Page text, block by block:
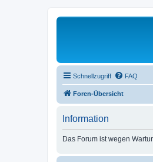
Schnellzugriff FAQ
Foren-Übersicht
Information
Das Forum ist wegen